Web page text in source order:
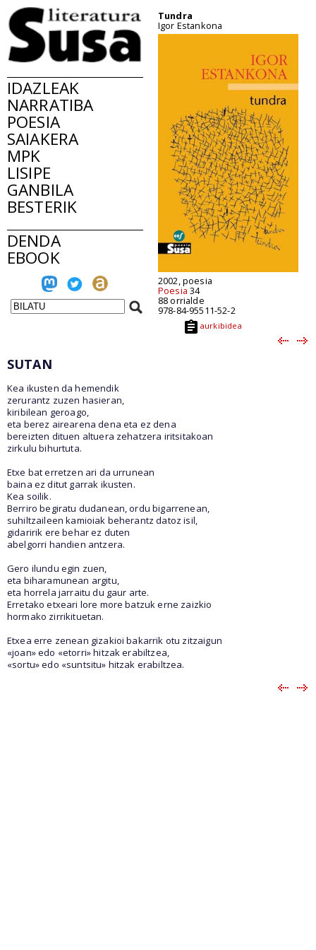
IDAZLEAK
NARRATIBA
POESIA
SAIAKERA
MPK
LISIPE
GANBILA
BESTERIK
DENDA
EBOOK
Tundra
Igor Estankona
2002, poesia
Poesia 34
88 orrialde
978-84-95511-52-2
aurkibidea
SUTAN
Kea ikusten da hemendik
zerurantz zuzen hasieran,
kiribilean geroago,
eta berez airearena dena eta ez dena
bereizten dituen altuera zehatzera iritsitakoan
zirkulu bihurtuta.
Etxe bat erretzen ari da urrunean
baina ez ditut garrak ikusten.
Kea soilik.
Berriro begiratu dudanean, ordu bigarrenean,
suhiltzaileen kamioiak beherantz datoz isil,
gidaririk ere behar ez duten
abelgorri handien antzera.
Gero ilundu egin zuen,
eta biharamunean argitu,
eta horrela jarraitu du gaur arte.
Erretako etxeari lore more batzuk erne zaizkio
hormako zirrikituetan.
Etxea erre zenean gizakioi bakarrik otu zitzaigun
«joan» edo «etorri» hitzak erabiltzea,
«sortu» edo «suntsitu» hitzak erabiltzea.